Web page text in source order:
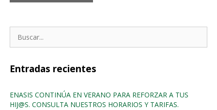
Entradas recientes
ENASIS CONTINÚA EN VERANO PARA REFORZAR A TUS
HIJ@S. CONSULTA NUESTROS HORARIOS Y TARIFAS.